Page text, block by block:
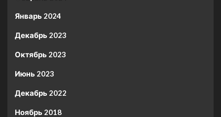
Январь 2024
Декабрь 2023
Октябрь 2023
Июнь 2023
Декабрь 2022
Ноябрь 2018